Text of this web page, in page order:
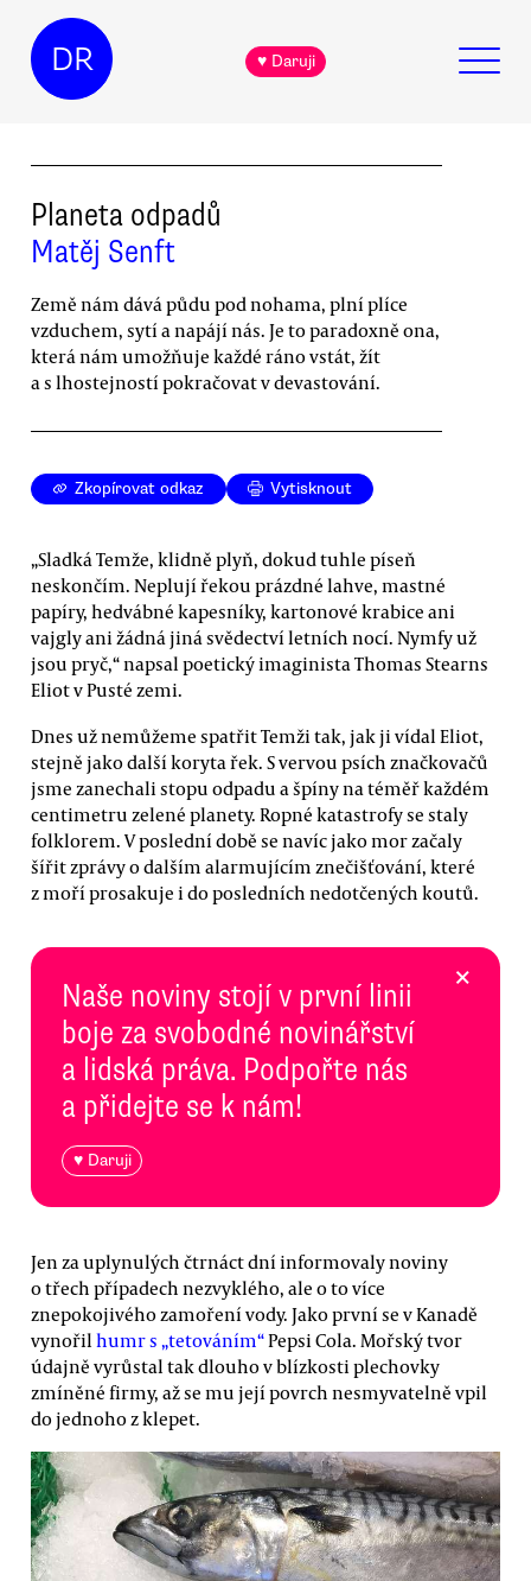
DR ♥ Daruji
Planeta odpadů
Matěj Senft
Země nám dává půdu pod nohama, plní plíce
vzduchem, sytí a napájí nás. Je to paradoxně ona,
která nám umožňuje každé ráno vstát, žít
a s lhostejností pokračovat v devastování.
Zkopírovat odkaz Vytisknout
„Sladká Temže, klidně plyň, dokud tuhle píseň
neskončím. Neplují řekou prázdné lahve, mastné
papíry, hedvábné kapesníky, kartonové krabice ani
vajgly ani žádná jiná svědectví letních nocí. Nymfy už
jsou pryč,“ napsal poetický imaginista Thomas Stearns
Eliot v Pusté zemi.
Dnes už nemůžeme spatřit Temži tak, jak ji vídal Eliot,
stejně jako další koryta řek. S vervou psích značkovačů
jsme zanechali stopu odpadu a špíny na téměř každém
centimetru zelené planety. Ropné katastrofy se staly
folklorem. V poslední době se navíc jako mor začaly
šířit zprávy o dalším alarmujícím znečišťování, které
z moří prosakuje i do posledních nedotčených koutů.
Naše noviny stojí v první linii
boje za svobodné novinářství
a lidská práva. Podpořte nás
a přidejte se k nám!
♥ Daruji
×
Jen za uplynulých čtrnáct dní informovaly noviny
o třech případech nezvyklého, ale o to více
znepokojivého zamoření vody. Jako první se v Kanadě
vynořil humr s „tetováním“Pepsi Cola. Mořský tvor
údajně vyrůstal tak dlouho v blízkosti plechovky
zmíněné firmy, až se mu její povrch nesmyvatelně vpil
do jednoho z klepet.